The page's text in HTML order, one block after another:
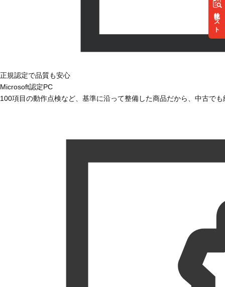
リスト
正規認定で品質も安心
Microsoft認定PC
100項目の動作点検など、基準に沿って整備した商品だから、中古で